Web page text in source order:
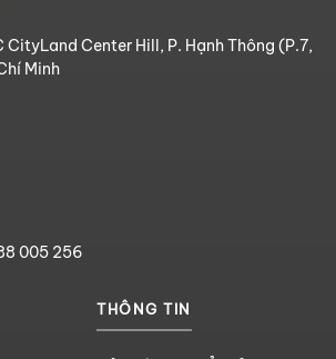
CityLand Center Hill, P. Hạnh Thông (P.7,
Minh
005 256
THÔNG TIN